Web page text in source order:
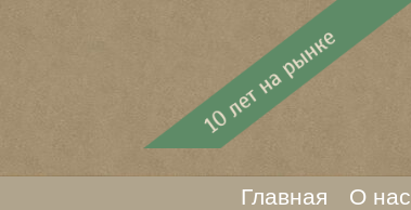
Главная О нас